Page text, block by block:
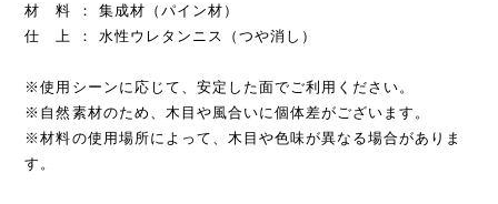
材 料 ： 集成材（パイン材）
仕 上 ： 水性ウレタンニス（つや消し）
※使用シーンに応じて、安定した面でご利用ください。
※自然素材のため、木目や風合いに個体差がございます。
※材料の使用場所によって、木目や色味が異なる場合がありま
す。